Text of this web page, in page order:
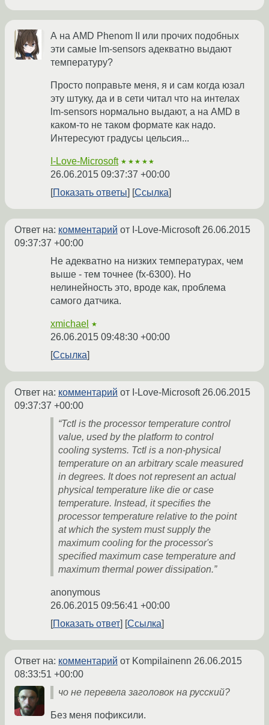
А на AMD Phenom II или прочих подобных
эти самые lm-sensors адекватно выдают
температуру?
Просто поправьте меня, я и сам когда юзал
эту штуку, да и в сети читал что на интелах
lm-sensors нормально выдают, а на AMD в
каком-то не таком формате как надо.
Интересуют градусы цельсия...
I-Love-Microsoft ★★★★★
26.06.2015 09:37:37 +00:00
Показать ответы
Ссылка
Ответ на: комментарий от I-Love-Microsoft26.06.2015
09:37:37 +00:00
Не адекватно на низких температурах, чем
выше - тем точнее (fx-6300). Но
нелинейность это, вроде как, проблема
самого датчика.
xmichael ★
26.06.2015 09:48:30 +00:00
Ссылка
Ответ на: комментарий от I-Love-Microsoft26.06.2015
09:37:37 +00:00
“Tctl is the processor temperature control
value, used by the platform to control
cooling systems. Tctl is a non-physical
temperature on an arbitrary scale measured
in degrees. It does not represent an actual
physical temperature like die or case
temperature. Instead, it specifies the
processor temperature relative to the point
at which the system must supply the
maximum cooling for the processor's
specified maximum case temperature and
maximum thermal power dissipation.”
anonymous
26.06.2015 09:56:41 +00:00
Показать ответ
Ссылка
Ответ на: комментарий от Kompilainenn 26.06.2015
08:33:51 +00:00
чо не перевела заголовок на русский?
Без меня пофиксили.